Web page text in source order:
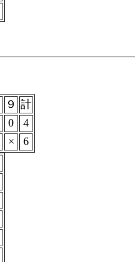
９ 計
0
4
×
6